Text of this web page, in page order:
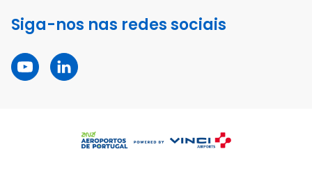
Siga-nos nas redes sociais